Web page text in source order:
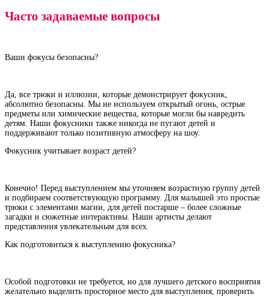
Часто задаваемые вопросы
Ваши фокусы безопасны?
Да, все трюки и иллюзии, которые демонстрирует фокусник,
абсолютно безопасны. Мы не используем открытый огонь, острые
предметы или химические вещества, которые могли бы навредить
детям. Наши фокусники также никогда не пугают детей и
поддерживают только позитивную атмосферу на шоу.
Фокусник учитывает возраст детей?
Конечно! Перед выступлением мы уточняем возрастную группу детей
и подбираем соответствующую программу. Для малышей это простые
трюки с элементами магии, для детей постарше – более сложные
загадки и сюжетные интерактивы. Наши артисты делают
представления увлекательным для всех.
Как подготовиться к выступлению фокусника?
Особой подготовки не требуется, но для лучшего детского восприятия
желательно выделить просторное место для выступления, проверить